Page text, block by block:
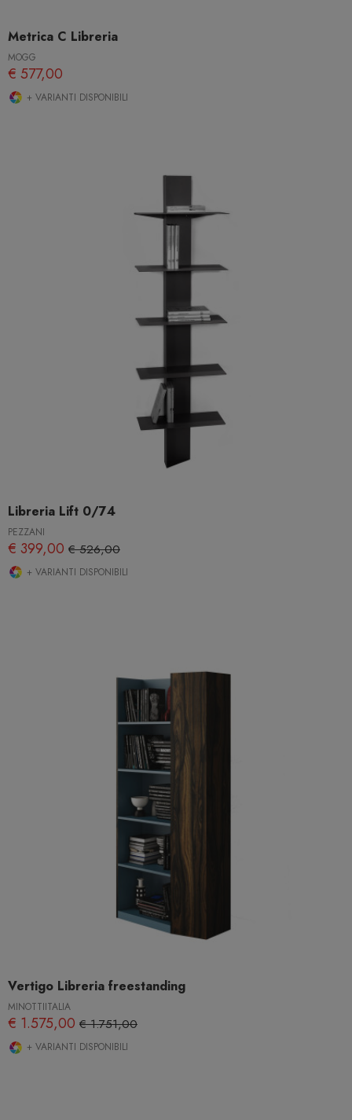
Metrica C Libreria
MOGG
€ 577,00
+ VARIANTI DISPONIBILI
Libreria Lift 0/74
PEZZANI
€ 399,00 € 526,00
+ VARIANTI DISPONIBILI
Vertigo Libreria freestanding
MINOTTIITALIA
€ 1.575,00 € 1.751,00
+ VARIANTI DISPONIBILI